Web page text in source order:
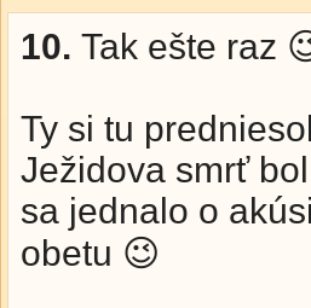
10. Tak ešte raz
Ty si tu
Ježidova smrť
sa jednalo o
obetu 😉